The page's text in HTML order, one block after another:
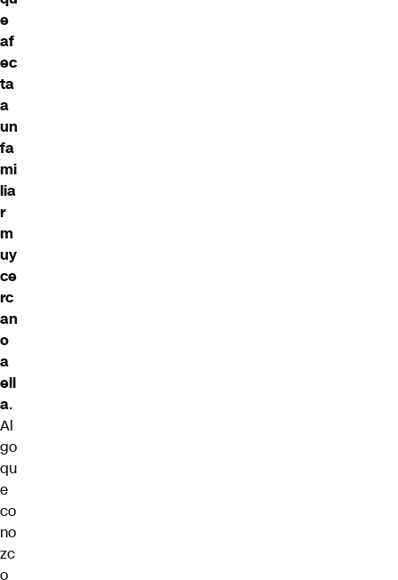
e
af
ec
ta
a
un
fa
mi
lia
r
m
uy
ce
rc
an
o
a
ell
a.
Al
go
qu
e
co
no
zc
o